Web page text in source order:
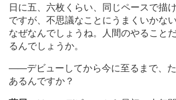
日に五、六枚くらい、同じペースで描
ですが、不思議なことにうまくいかな
なぜなんでしょうね。人間のやること
るんでしょうか。
――デビューしてから今に至るまで、
あるんですか？